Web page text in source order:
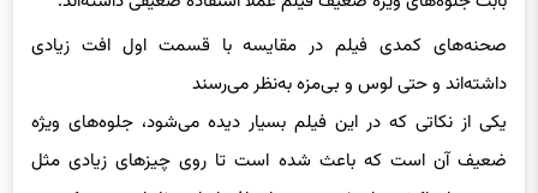
صحنه‌های کمدی فیلم در مقایسه با قسمت اول افت زیادی
داشته‌اند و حتی لوس و بی‌مزه به‌نظر می‌رسند
یکی از نکاتی که در این فیلم بسیار دیده می‌شود، جلوه‌های ویژه
ضعیف آن است که باعث شده است تا روی چیزهای زیادی مثل